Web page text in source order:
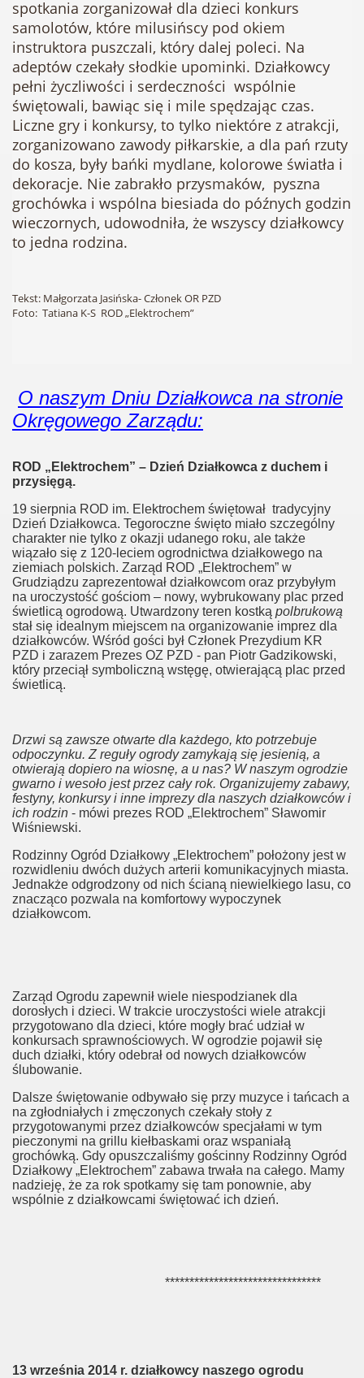
spotkania zorganizował dla dzieci konkurs
samolotów, które milusińscy pod okiem
instruktora puszczali, który dalej poleci. Na
adeptów czekały słodkie upominki. Działkowcy
pełni życzliwości i serdeczności wspólnie
świętowali, bawiąc się i mile spędzając czas.
Liczne gry i konkursy, to tylko niektóre z atrakcji,
zorganizowano zawody piłkarskie, a dla pań rzuty
do kosza, były bańki mydlane, kolorowe światła i
dekoracje. Nie zabrakło przysmaków, pyszna
grochówka i wspólna biesiada do późnych godzin
wieczornych, udowodniła, że wszyscy działkowcy
to jedna rodzina.
Tekst: Małgorzata Jasińska- Członek OR PZD
Foto: Tatiana K-S ROD „Elektrochem”
O naszym Dniu Działkowca na stronie
Okręgowego Zarządu:
ROD „Elektrochem” – Dzień Działkowca z duchem i
przysięgą.
19 sierpnia ROD im. Elektrochem świętował tradycyjny
Dzień Działkowca. Tegoroczne święto miało szczególny
charakter nie tylko z okazji udanego roku, ale także
wiązało się z 120-leciem ogrodnictwa działkowego na
ziemiach polskich. Zarząd ROD „Elektrochem” w
Grudziądzu zaprezentował działkowcom oraz przybyłym
na uroczystość gościom – nowy, wybrukowany plac przed
świetlicą ogrodową. Utwardzony teren kostką polbrukową
stał się idealnym miejscem na organizowanie imprez dla
działkowców. Wśród gości był Członek Prezydium KR
PZD i zarazem Prezes OZ PZD - pan Piotr Gadzikowski,
który przeciął symboliczną wstęgę, otwierającą plac przed
świetlicą.
Drzwi są zawsze otwarte dla każdego, kto potrzebuje
odpoczynku. Z reguły ogrody zamykają się jesienią, a
otwierają dopiero na wiosnę, a u nas? W naszym ogrodzie
gwarno i wesoło jest przez cały rok. Organizujemy zabawy,
festyny, konkursy i inne imprezy dla naszych działkowców i
ich rodzin - mówi prezes ROD „Elektrochem” Sławomir
Wiśniewski.
Rodzinny Ogród Działkowy „Elektrochem” położony jest w
rozwidleniu dwóch dużych arterii komunikacyjnych miasta.
Jednakże odgrodzony od nich ścianą niewielkiego lasu, co
znacząco pozwala na komfortowy wypoczynek
działkowcom.
Zarząd Ogrodu zapewnił wiele niespodzianek dla
dorosłych i dzieci. W trakcie uroczystości wiele atrakcji
przygotowano dla dzieci, które mogły brać udział w
konkursach sprawnościowych. W ogrodzie pojawił się
duch działki, który odebrał od nowych działkowców
ślubowanie.
Dalsze świętowanie odbywało się przy muzyce i tańcach a
na zgłodniałych i zmęczonych czekały stoły z
przygotowanymi przez działkowców specjałami w tym
pieczonymi na grillu kiełbaskami oraz wspaniałą
grochówką. Gdy opuszczaliśmy gościnny Rodzinny Ogród
Działkowy „Elektrochem” zabawa trwała na całego. Mamy
nadzieję, że za rok spotkamy się tam ponownie, aby
wspólnie z działkowcami świętować ich dzień.
********************************
13 września 2014 r. działkowcy naszego ogrodu